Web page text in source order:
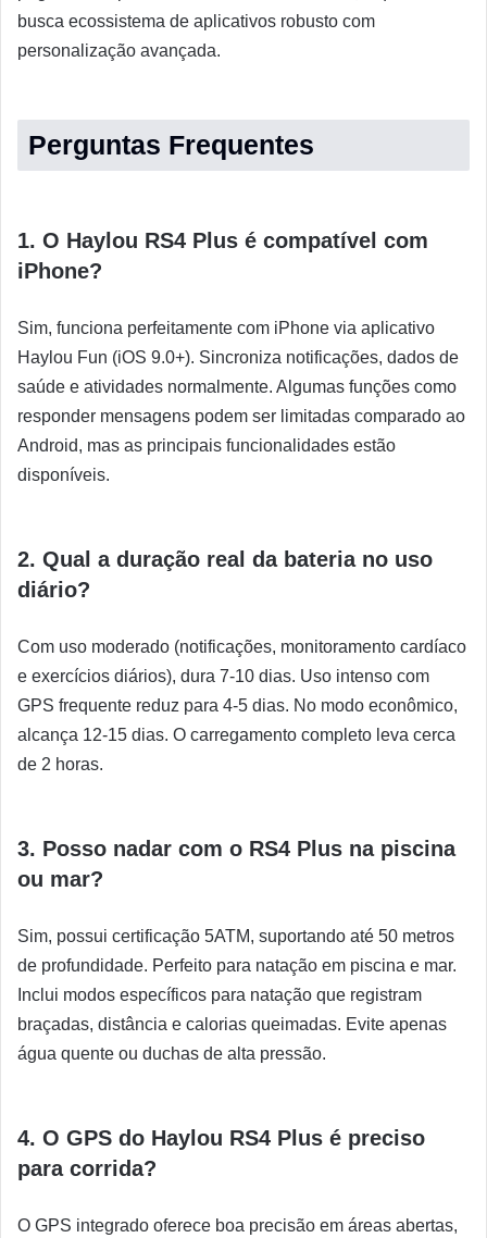
busca ecossistema de aplicativos robusto com
personalização avançada.
Perguntas Frequentes
1. O Haylou RS4 Plus é compatível com
iPhone?
Sim, funciona perfeitamente com iPhone via aplicativo
Haylou Fun (iOS 9.0+). Sincroniza notificações, dados de
saúde e atividades normalmente. Algumas funções como
responder mensagens podem ser limitadas comparado ao
Android, mas as principais funcionalidades estão
disponíveis.
2. Qual a duração real da bateria no uso
diário?
Com uso moderado (notificações, monitoramento cardíaco
e exercícios diários), dura 7-10 dias. Uso intenso com
GPS frequente reduz para 4-5 dias. No modo econômico,
alcança 12-15 dias. O carregamento completo leva cerca
de 2 horas.
3. Posso nadar com o RS4 Plus na piscina
ou mar?
Sim, possui certificação 5ATM, suportando até 50 metros
de profundidade. Perfeito para natação em piscina e mar.
Inclui modos específicos para natação que registram
braçadas, distância e calorias queimadas. Evite apenas
água quente ou duchas de alta pressão.
4. O GPS do Haylou RS4 Plus é preciso
para corrida?
O GPS integrado oferece boa precisão em áreas abertas,